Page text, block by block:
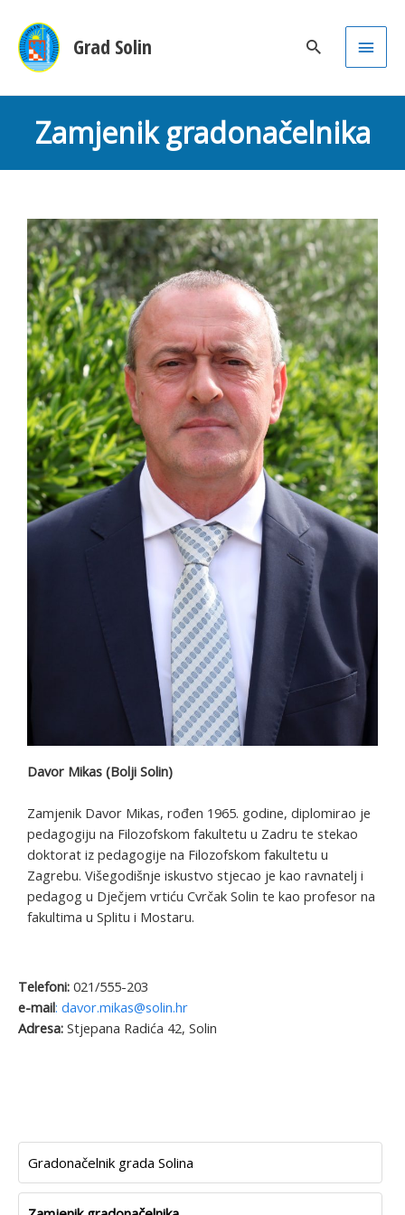
Grad Solin
Main
Zamjenik gradonačelnika
Davor Mikas (Bolji Solin)
Zamjenik Davor Mikas, rođen 1965. godine, diplomirao je
pedagogiju na Filozofskom fakultetu u Zadru te stekao
doktorat iz pedagogije na Filozofskom fakultetu u
Zagrebu. Višegodišnje iskustvo stjecao je kao ravnatelj i
pedagog u Dječjem vrtiću Cvrčak Solin te kao profesor na
fakultima u Splitu i Mostaru.
Telefoni: 021/555-203
e-mail: davor.mikas@solin.hr
Adresa: Stjepana Radića 42, Solin
Gradonačelnik grada Solina